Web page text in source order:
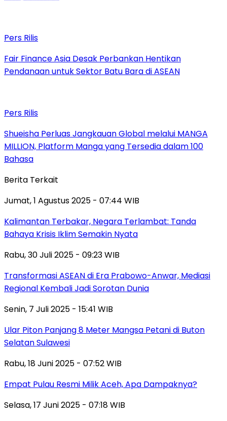
Pers Rilis
Fair Finance Asia Desak Perbankan Hentikan
Pendanaan untuk Sektor Batu Bara di ASEAN
Pers Rilis
Shueisha Perluas Jangkauan Global melalui MANGA
MILLION, Platform Manga yang Tersedia dalam 100
Bahasa
Berita Terkait
Jumat, 1 Agustus 2025 - 07:44 WIB
Kalimantan Terbakar, Negara Terlambat: Tanda
Bahaya Krisis Iklim Semakin Nyata
Rabu, 30 Juli 2025 - 09:23 WIB
Transformasi ASEAN di Era Prabowo-Anwar, Mediasi
Regional Kembali Jadi Sorotan Dunia
Senin, 7 Juli 2025 - 15:41 WIB
Ular Piton Panjang 8 Meter Mangsa Petani di Buton
Selatan Sulawesi
Rabu, 18 Juni 2025 - 07:52 WIB
Empat Pulau Resmi Milik Aceh, Apa Dampaknya?
Selasa, 17 Juni 2025 - 07:18 WIB